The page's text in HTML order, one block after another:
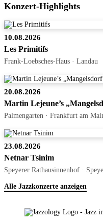
Konzert-Highlights
10.08.2026
Les Primitifs
Frank-Loebsches-Haus · Landau
20.08.2026
Martin Lejeune’s
Palmengarten · Frankfurt am
23.08.2026
Netnar Tsinim
Speyerer Rathausinnenhof ·
Alle Jazzkonzerte anzeigen